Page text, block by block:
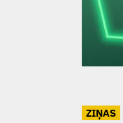
ZIŅAS